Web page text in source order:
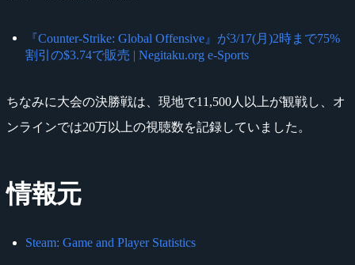
『Counter-Strike: Global Offensive』が3/17(月)2時まで75%
割引の$3.74で販売 | Negitaku.org e-Sports
ちなみに大会の決勝戦は、現地で11,500人以上が観戦し、オ
ンラインでは20万以上の視聴数を記録していました。
情報元
Steam: Game and Player Statistics